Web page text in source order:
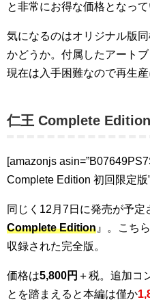
と非常にお得な価格となって
気になるのはオリジナル版同
かどうか。付属したアート
現在は入手困難なので再生産
仁王 Complete Edition
[amazonjs
Complete Edition 初回限定版
同じく12月7日に発売が予定
Complete Edition 』。こち
収録された完全版。
価格は5,800円 ＋税。追加コ
とを踏まえると本編は僅か